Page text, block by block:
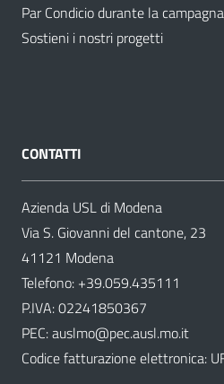
Par Condicio durante la
Sostieni i nostri progetti
CONTATTI
Azienda USL di Modena
Via S. Giovanni del cantone, 23
41121 Modena
Telefono: +39.059.435111
P.IVA: 02241850367
PEC:auslmo@pec.ausl.mo.it
Codice fatturazione elettronica: